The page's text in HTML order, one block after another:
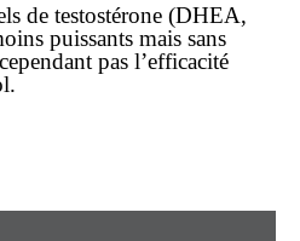
de testostérone (DHEA,
puissants mais sans
pas l’efficacité